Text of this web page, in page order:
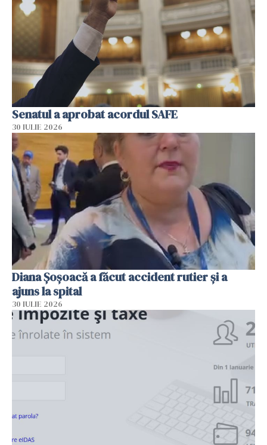
Senatul a aprobat acordul SAFE
30 IULIE 2026
Diana Șoșoacă a făcut accident rutier și a
ajuns la spital
30 IULIE 2026